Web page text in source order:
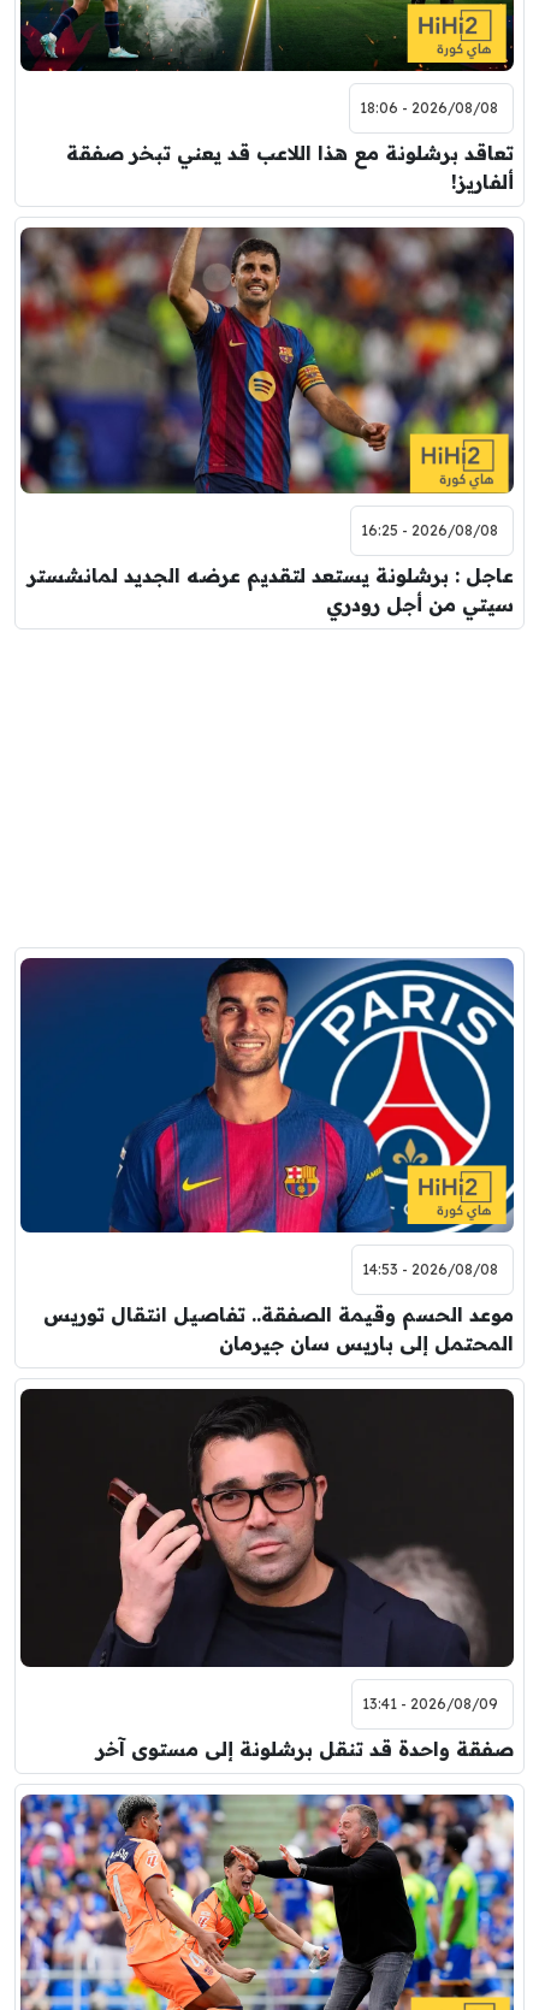
2026/08/08 - 18:06
تعاقد برشلونة مع هذا اللاعب قد يعني تبخر صفقة
ألفاريز!
2026/08/08 - 16:25
عاجل : برشلونة يستعد لتقديم عرضه الجديد لمانشستر
سيتي من أجل رودري
2026/08/08 - 14:53
موعد الحسم وقيمة الصفقة.. تفاصيل انتقال توريس
المحتمل إلى باريس سان جيرمان
2026/08/09 - 13:41
صفقة واحدة قد تنقل برشلونة إلى مستوى آخر